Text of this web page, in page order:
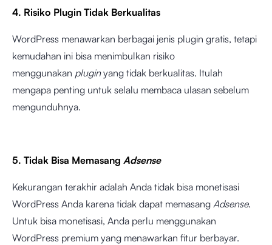
4. Risiko Plugin Tidak Berkualitas
WordPress menawarkan berbagai jenis plugin gratis, tetapi
kemudahan ini bisa menimbulkan risiko
menggunakan pluginyang tidak berkualitas. Itulah
mengapa penting untuk selalu membaca ulasan sebelum
mengunduhnya.
5. Tidak Bisa Memasang Adsense
Kekurangan terakhir adalah Anda tidak bisa monetisasi
WordPress Anda karena tidak dapat memasang Adsense.
Untuk bisa monetisasi, Anda perlu menggunakan
WordPress premium yang menawarkan fitur berbayar.